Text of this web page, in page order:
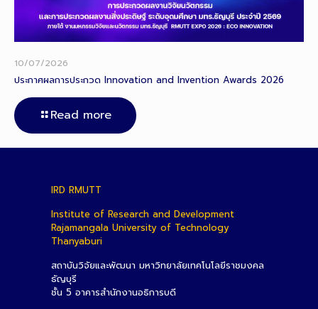
10/07/2026
ประกาศผลการประกวด Innovation and Invention Awards 2026
Read more
IRD RMUTT
Institute of Research and Development
Rajamangala University of Technology
Thanyaburi
สถาบันวิจัยและพัฒนา มหาวิทยาลัยเทคโนโลยีราชมงคล
ธัญบุรี
ชั้น 5 อาคารสำนักงานอธิการบดี